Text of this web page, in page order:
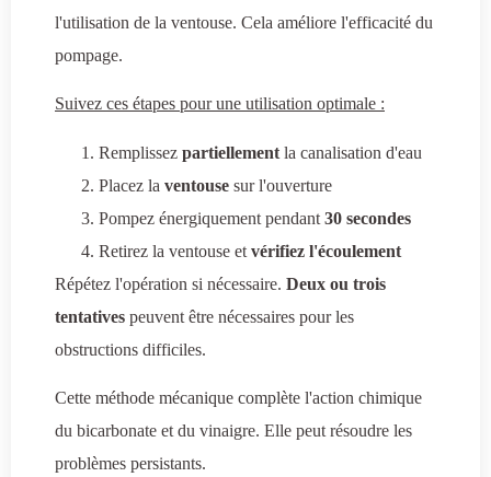
l'utilisation de la ventouse. Cela améliore l'efficacité du
pompage.
Suivez ces étapes pour une utilisation optimale :
Remplissez partiellement la canalisation d'eau
Placez la ventouse sur l'ouverture
Pompez énergiquement pendant 30 secondes
Retirez la ventouse et vérifiez l'écoulement
Répétez l'opération si nécessaire. Deux ou trois
tentatives peuvent être nécessaires pour les
obstructions difficiles.
Cette méthode mécanique complète l'action chimique
du bicarbonate et du vinaigre. Elle peut résoudre les
problèmes persistants.